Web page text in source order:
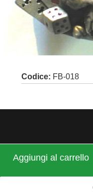
Codice: FB-018
Aggiungi al carrello